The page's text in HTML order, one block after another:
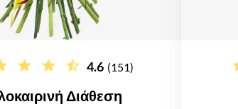
4.6 (151)
Διάθεση